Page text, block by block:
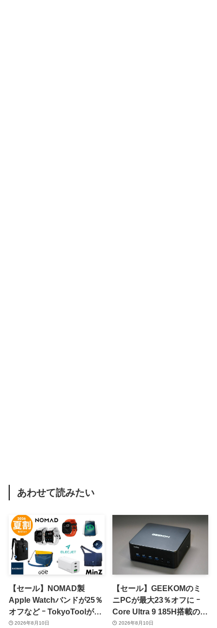
あわせて読みたい
【セール】NOMAD製
Apple Watchバンドが25％
オフなど ｰ TokyoToolが
｢2026 夏割 SUMMER
2026年8月10日
【セール】GEEKOMのミ
ニPCが最大23％オフに ｰ
Core Ultra 9 185H搭載の
｢IT13 Max｣が15％オフなど
2026年8月10日